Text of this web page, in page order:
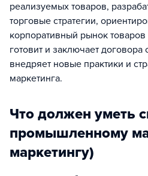
реализуемых товаров,
торговые стратегии,
корпоративный рынок товаров
готовит и заключает
внедряет новые практики и
маркетинга.
Что должен уметь
промышленному
маркетингу)